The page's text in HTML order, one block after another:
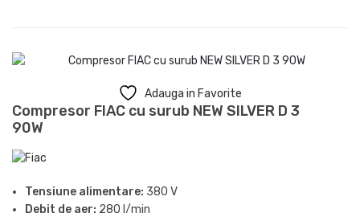
Adauga in Favorite
Compresor FIAC cu surub NEW SILVER D 3
90W
Tensiune alimentare: 380 V
Debit de aer: 280 l/min